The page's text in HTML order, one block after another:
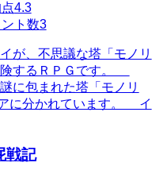
4.3
ト数3
が、不思議な塔「モノリ
するＲＰＧです。
に包まれた塔「モノリ
に分かれています。 イ
戦記